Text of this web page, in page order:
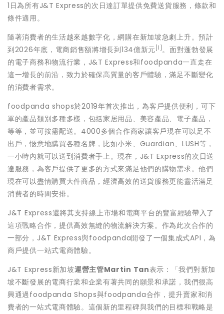
1日為所有J&T Express的次日達訂單提供免費送貨服務，條款和
條件適用。
隨著消費者的生活越來越數字化，網購在新加坡急劇上升。預計
到2026年底，電商銷售額將增長到134億新元 [1] 。面對蓬勃發展
的電子商務和物流行業，J&T Express和foodpanda一直走在
這一增長的前沿，致力於確保高質量的客戶體驗，滿足不斷變化
的消費者需求。
foodpanda shops於2019年首次推出，為客戶提供便利，可下
單的產品類別多種多樣，包括家居用品、美容產品、電子產品，
等等，並可按需配送。4000多個合作商家讓客戶現在可以足不
出戶，愜意地購買各種名牌，比如小米、Guardian、LUSH等，
一小時內就可以送到消費者手上。現在，J&T Express的次日送
達服務，為客戶提供了更多的方式來滿足他們的購物需求。他們
現在可以盡情購買大件商品，經濟高效的送貨服務更能靈活滿足
消費者的時間安排。
J&T Express還將其支持線上市場和電商平台的豐富經驗帶入了
這項戰略合作，提供高效無縫的物流解決方案。作為此次合作的
一部分，J&T Express與foodpanda開發了一個集成式API，為
商戶提供一站式電商體驗。
J&T Express新加坡運營主管Martin Tan表示：「我們對新加
坡不斷發展的電商行業和企業有著共同的願景和承諾，我們很高
興通過foodpanda Shops與foodpanda合作，提升賣家和消
費者的一站式電商體驗。這個新的里程碑與我們的目標和戰略是